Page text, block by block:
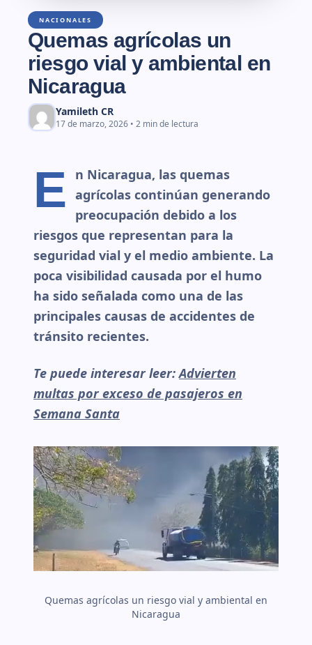
NACIONALES
Quemas agrícolas un
riesgo vial y ambiental en
Nicaragua
Yamileth CR
17 de marzo, 2026 • 2 min de lectura
E
n Nicaragua, las quemas
agrícolas continúan generando
preocupación debido a los
riesgos que representan para la
seguridad vial y el medio ambiente. La
poca visibilidad causada por el humo
ha sido señalada como una de las
principales causas de accidentes de
tránsito recientes.
Te puede interesar leer:Advierten
multas por exceso de pasajeros en
Semana Santa
Quemas agrícolas un riesgo vial y ambiental en
Nicaragua